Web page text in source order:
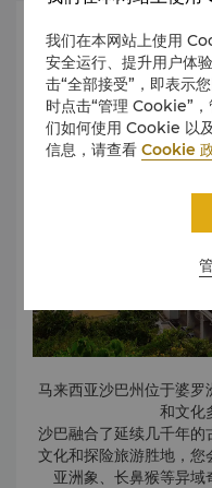
加拉文星购物
城市广
为
这座奇妙城市还设有亚
时，也可体验当地的生
贩交易各种
要购买传统手工艺品和
庇的很多村庄和城镇都
马来西亚沙巴州位于婆
和文化
沙巴融合了延续几千年
文化和探险旅游胜地，您
亚洲象、长鼻猴等异域
我们在本网站上使用
安全运行、提升用户体
击“全部接受”，即表示
时点击“管理 Cookie”
们如何使用 Cookie 以
信息，请查看Cookie